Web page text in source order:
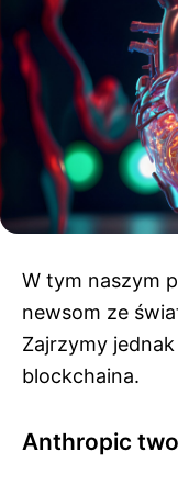
W tym naszym
newsom ze
Zajrzymy
blockchaina.
Anthropic